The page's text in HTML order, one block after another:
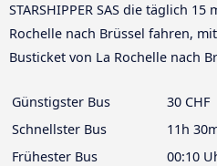
STARSHIPPER SAS die täglich
Rochelle nach Brüssel fahren,
Busticket von La Rochelle nach
Günstigster Bus
30 CHF
Schnellster Bus
11h
Frühester Bus
00:10